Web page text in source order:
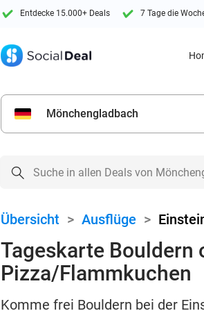
Entdecke 15.000+ Deals 7 Tage die
Mönchengladbach
Übersicht > Ausflüge >
Tageskarte Bouldern
Pizza/Flammkuchen
Komme frei Bouldern bei der